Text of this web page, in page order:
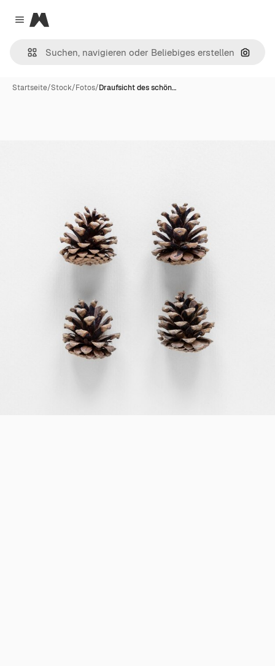
Close menu
Magnific
Nach
Startseite/Stock/Fotos/Draufsicht des schön…